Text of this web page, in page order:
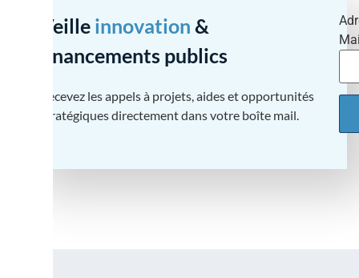
Veille innovation &
financements publics
Recevez les appels à projets, aides et opportunités
stratégiques directement dans votre boîte mail.